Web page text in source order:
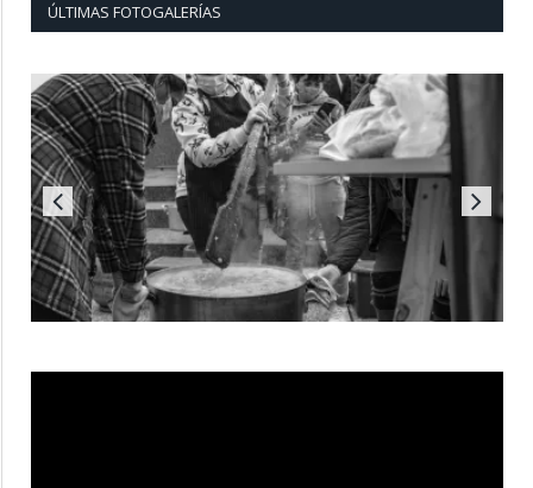
ÚLTIMAS FOTOGALERÍAS